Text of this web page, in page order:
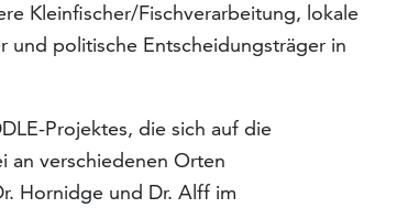
Kleinfischer/Fischverarbeitung, lokale
und politische Entscheidungsträger in
Projektes, die sich auf die
an verschiedenen Orten
Hornidge und Dr. Alff im